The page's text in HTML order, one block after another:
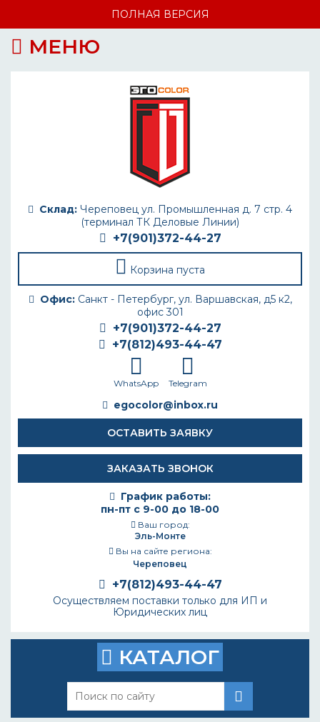
ПОЛНАЯ ВЕРСИЯ
МЕНЮ
Склад: Череповец ул. Промышленная д. 7 стр. 4
(терминал ТК Деловые Линии)
+7(901)372-44-27
Корзина пуста
Офис:Санкт - Петербург, ул. Варшавская, д5 к2,
офис 301
+7(901)372-44-27
+7(812)493-44-47
WhatsApp Telegram
egocolor@inbox.ru
ОСТАВИТЬ ЗАЯВКУ
ЗАКАЗАТЬ ЗВОНОК
График работы:
пн-пт с 9-00 до 18-00
Ваш город:
Эль-Монте
Вы на сайте региона:
Череповец
+7(812)493-44-47
Осуществляем поставки только для ИП и
Юридических лиц
КАТАЛОГ